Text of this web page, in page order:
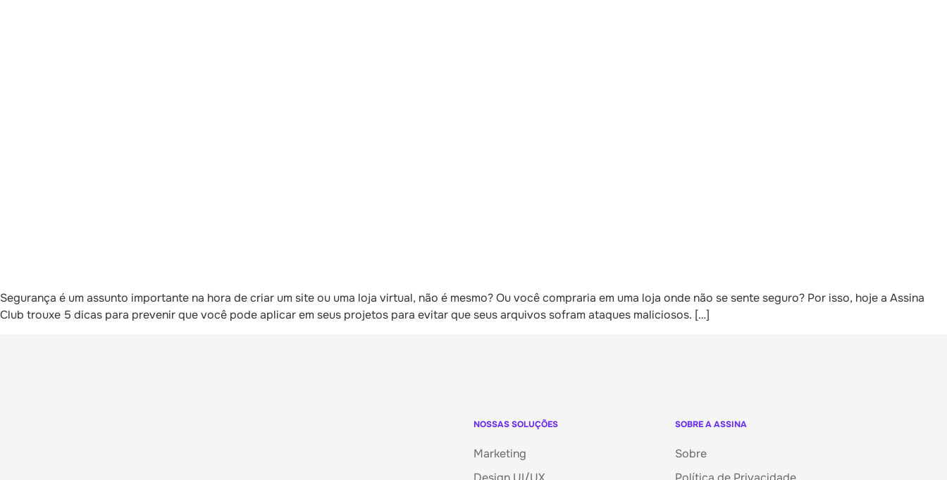
Segurança é um assunto importante na hora de criar um site ou uma loja virtual, não é mesmo? Ou você compraria em uma loja onde não se sente seguro? Por isso, hoje a Assina
Club trouxe 5 dicas para prevenir que você pode aplicar em seus projetos para evitar que seus arquivos sofram ataques maliciosos. […]
NOSSAS SOLUÇÕES
Marketing
SOBRE A ASSINA
Sobre